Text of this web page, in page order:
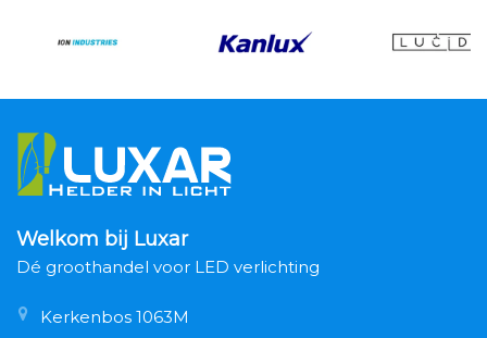
Welkom bij Luxar
Dé groothandel voor LED verlichting
Kerkenbos 1063M